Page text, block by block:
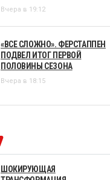
Вчера в 19:12
«ВСЕ СЛОЖНО». ФЕРСТАППЕН
ПОДВЕЛ ИТОГ ПЕРВОЙ
ПОЛОВИНЫ СЕЗОНА
Вчера в 18:15
ШОКИРУЮЩАЯ